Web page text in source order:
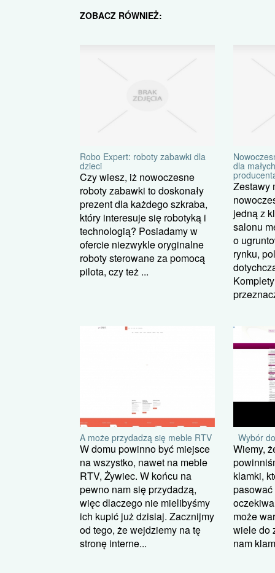
ZOBACZ RÓWNIEŻ:
Robo Expert: roboty zabawki dla
dzieci
Czy wiesz, iż nowoczesne
roboty zabawki to doskonały
prezent dla każdego szkraba,
który interesuje się robotyką i
technologią? Posiadamy w
ofercie niezwykle oryginalne
roboty sterowane za pomocą
pilota, czy też ...
dla
Zestawy
jedną z
salonu
o
rynku,
A może przydadzą się meble RTV
W domu powinno być miejsce
na wszystko, nawet na meble
RTV, Żywiec. W końcu na
pewno nam się przydadzą,
więc dlaczego nie mielibyśmy
ich kupić już dzisiaj. Zacznijmy
od tego, że wejdziemy na tę
stronę interne...
Wybór
Wiemy,
klamki,
pasować
może
wiele do
nam